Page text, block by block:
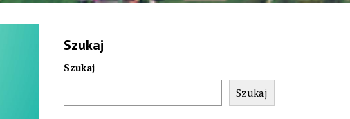
Szukaj
Szukaj
Szukaj